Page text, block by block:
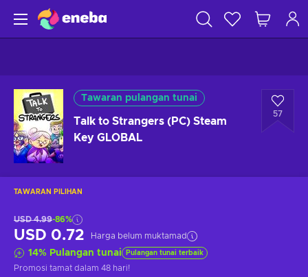
Tawaran pulangan tunai
Talk to Strangers (PC) Steam
Key GLOBAL
57
TAWARAN PILIHAN
USD 4.99-86%
USD 0.72 Harga belum muktamad
14% Pulangan tunai Pulangan tunai terbaik
Promosi tamat dalam 48 hari!